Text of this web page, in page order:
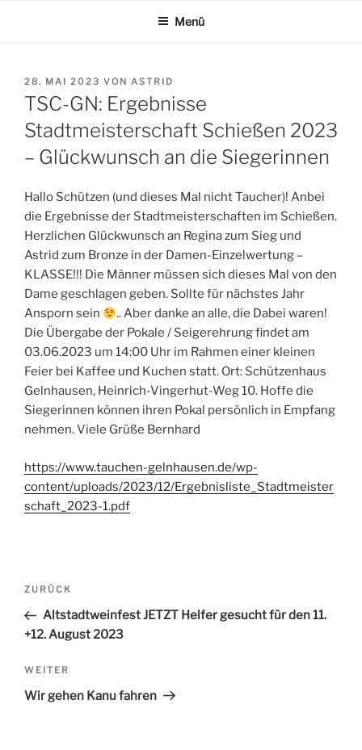
Menü
VERÖFFENTLICHT
AM
28. MAI 2023 VON ASTRID
TSC-GN: Ergebnisse
Stadtmeisterschaft Schießen 2023
– Glückwunsch an die Siegerinnen
Hallo Schützen (und dieses Mal nicht Taucher)! Anbei
die Ergebnisse der Stadtmeisterschaften im Schießen.
Herzlichen Glückwunsch an Regina zum Sieg und
Astrid zum Bronze in der Damen-Einzelwertung –
KLASSE!!! Die Männer müssen sich dieses Mal von den
Dame geschlagen geben. Sollte für nächstes Jahr
Ansporn sein
.. Aber danke an alle, die Dabei waren!
Die Übergabe der Pokale / Seigerehrung findet am
03.06.2023 um 14:00 Uhr im Rahmen einer kleinen
Feier bei Kaffee und Kuchen statt. Ort: Schützenhaus
Gelnhausen, Heinrich-Vingerhut-Weg 10. Hoffe die
Siegerinnen können ihren Pokal persönlich in Empfang
nehmen. Viele Grüße Bernhard
https://www.tauchen-gelnhausen.de/wp-
content/uploads/2023/12/Ergebnisliste_Stadtmeister
schaft_2023-1.pdf
Beitrags-
Vorheriger
Beitrag
ZURÜCK
Altstadtweinfest JETZT Helfer gesucht für den 11.
+12. August 2023
Nächster
Beitrag
WEITER
Wir gehen Kanu fahren